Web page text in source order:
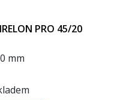
PRO 45/20
mm